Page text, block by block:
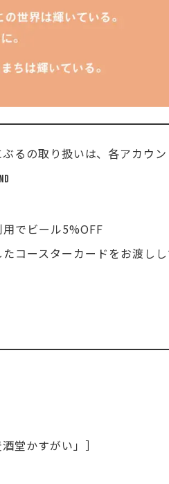
るの取り扱いは、各アカウン
でビール5%OFF
コースターカードをお渡し
堂かすがい」］